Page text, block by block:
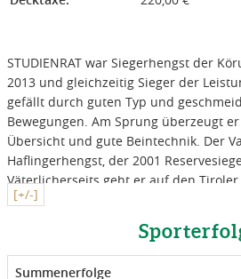
STUDIENRAT war Siegerhengst der
2013 und gleichzeitig Sieger der
gefällt durch guten Typ und
Bewegungen. Am Sprung überzeugt
Übersicht und gute Beintechnik. Der
Haflingerhengst, der 2001
Väterlicherseits geht er auf den
Strogoff zurück, der sich durch
wurde 2005 Siegerin der Sächsischen
gewann ein Jahr später den 1c-Preis
[+/-]
Summenerfolge